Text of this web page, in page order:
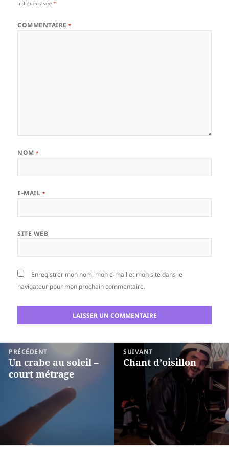
indiqués avec*
COMMENTAIRE*
NOM*
E-MAIL *
SITE WEB
Enregistrer mon nom, mon e-mail et mon site dans le
navigateur pour mon prochain commentaire.
Navigation
de
l’article
PRÉCÉDENT
Article
précédent :
Un crabe au soleil –
court métrage
SUIVANT
Article
suivant :
Chant d’oisillon